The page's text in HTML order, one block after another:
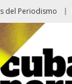
del Periodismo